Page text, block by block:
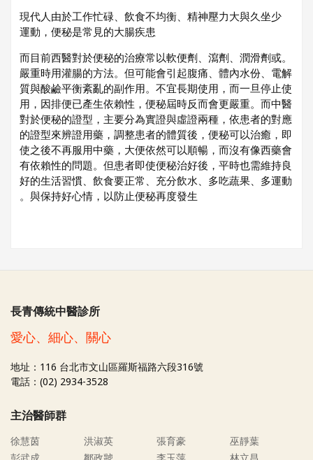
現代人由於工作忙碌、飲食不均衡、精神壓力大與久坐少
運動，便秘是常見的大腸疾患
。而目前西醫對於便秘的治療常以軟便劑、瀉劑、潤滑劑或
嚴重時用灌腸的方法。但可能會引起腹痛、體內水份、電解
質與酸鹼平衡紊亂的副作用。不宜長期使用，而一旦停止使
用，因排便已產生依賴性，便秘屆時反而會更嚴重。而中醫
對於便秘的證型，主要分為實證與虛證兩種，依患者的對應
的證型來辨證用藥，調整患者的體質後，便秘可以治癒，即
使之後不再服用中藥，大便依然可以順暢，而沒有像西藥會
有依賴性的問題。但患者即使便秘治好後，平時也需維持良
好的生活習慣、飲食要正常、充分飲水、多吃蔬果、多運動
與保持好心情，以防止便秘再度發生。
長青傳統中醫診所
愛心、細心、關心
地址：116 台北市文山區羅斯福路六段316號
電話：(02) 2934-3528
主治醫師群
徐慧茵 洪淑英 張育豪
巫靜葉